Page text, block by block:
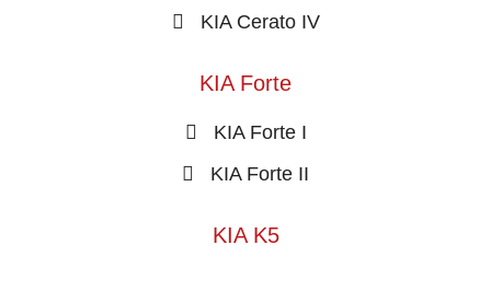
KIA Cerato IV
KIA Forte
KIA Forte I
KIA Forte II
KIA K5